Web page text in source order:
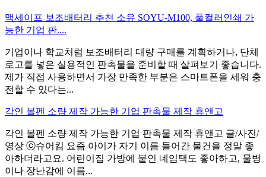
맥세이프 보조배터리 추천 소유 SOYU-M100, 풀컬러인쇄 가
능한 기업 판....
기업이나 학교처럼 보조배터리 대량 구매를 계획하거나, 단체
로고를 넣은 실용적인 판촉물을 준비할 때 살펴보기 좋습니다.
제가 직접 사용하면서 가장 만족한 부분은 스마트폰을 세워 충
전할 수 있다는...
각인 볼펜 소량 제작 가능한 기업 판촉물 제작 휴앤고
각인 볼펜 소량 제작 가능한 기업 판촉물 제작 휴앤고 글/사진/
영상 ⓒ슈어킴 요즘 아이가 자기 이름 들어간 물건을 정말 좋
아하더라고요. 어린이집 가방에 붙인 네임택도 좋아하고, 물병
이나 장난감에 이름...